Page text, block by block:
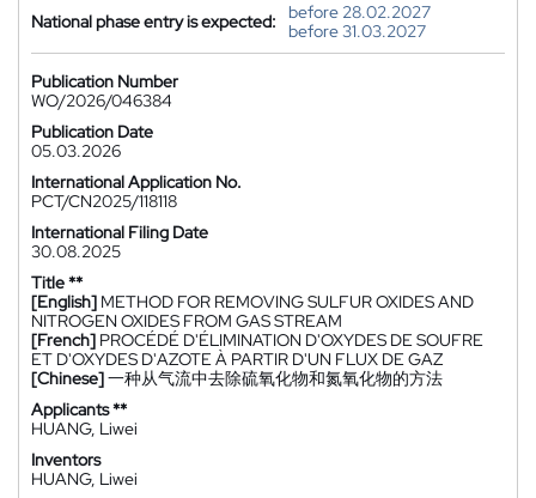
National phase entry is expected:
before 28.02.2027
before 31.03.2027
Publication Number
WO/2026/046384
Publication Date
05.03.2026
International Application No.
PCT/CN2025/118118
International Filing Date
30.08.2025
Title **
[English] METHOD FOR REMOVING SULFUR OXIDES AND
NITROGEN OXIDES FROM GAS STREAM
[French] PROCÉDÉ D'ÉLIMINATION D'OXYDES DE SOUFRE
ET D'OXYDES D'AZOTE À PARTIR D'UN FLUX DE GAZ
[Chinese]一种从气流中去除硫氧化物和氮氧化物的方法
Applicants **
HUANG, Liwei
Inventors
HUANG, Liwei